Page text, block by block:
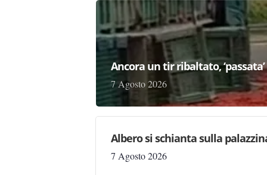
Ancora un tir ribaltato,
7 Agosto 2026
Albero si schianta sulla
7 Agosto 2026